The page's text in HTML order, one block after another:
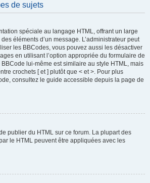
de sujets
spéciale au langage HTML, offrant un large
éléments d’un message. L’administrateur peut
les BBCodes, vous pouvez aussi les désactiver
en utilisant l’option appropriée du formulaire de
lui-même est similaire au style HTML, mais
crochets [ et ] plutôt que < et >. Pour plus
consultez le guide accessible depuis la page de
publier du HTML sur ce forum. La plupart des
le HTML peuvent être appliquées avec les